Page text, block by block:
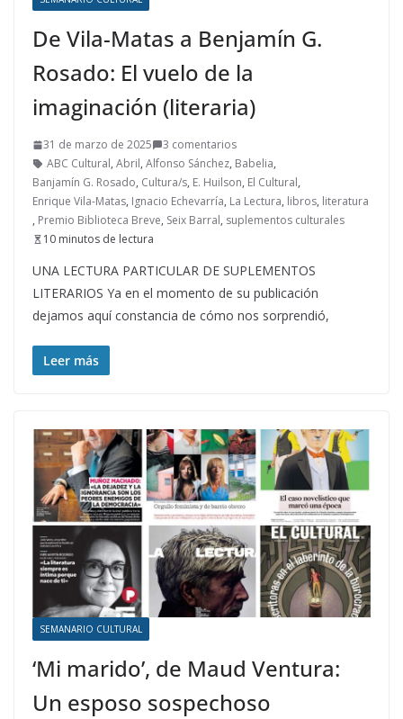
De Vila-Matas a Benjamín G.
Rosado: El vuelo de la
imaginación (literaria)
31 de marzo de 2025
3 comentarios
ABC Cultural, Abril, Alfonso Sánchez, Babelia,
Banjamín G. Rosado, Cultura/s, E. Huilson, El Cultural,
Enrique Vila-Matas, Ignacio Echevarría, La Lectura, libros, literatura
, Premio Biblioteca Breve, Seix Barral, suplementos culturales
10 minutos de lectura
UNA LECTURA PARTICULAR DE SUPLEMENTOS
LITERARIOS Ya en el momento de su publicación
dejamos aquí constancia de cómo nos sorprendió,
Leer más
SEMANARIO CULTURAL
‘Mi marido’, de Maud Ventura:
Un esposo sospechoso